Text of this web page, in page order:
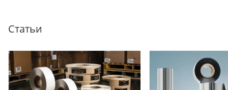
Статьи